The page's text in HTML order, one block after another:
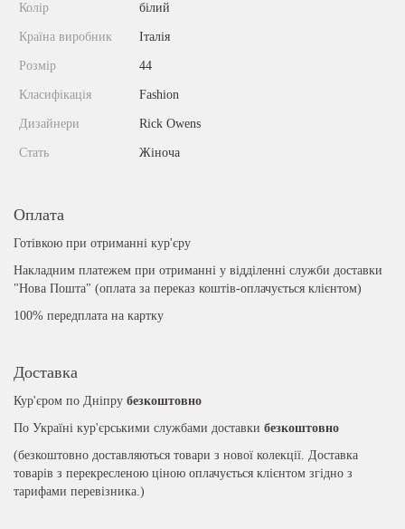
Колір білий
Країна виробник Італія
Розмір 44
Класифікація Fashion
Дизайнери Rick Owens
Стать Жіноча
Оплата
Готівкою при отриманні кур'єру
Накладним платежем при отриманні у відділенні служби доставки
"Нова Пошта" (оплата за переказ коштів-оплачується клієнтом)
100% передплата на картку
Доставка
Кур'єром по Дніпру безкоштовно
По Україні кур'єрськими службами доставки безкоштовно
(безкоштовно доставляються товари з нової колекції. Доставка
товарів з перекресленою ціною оплачується клієнтом згідно з
тарифами перевізника.)